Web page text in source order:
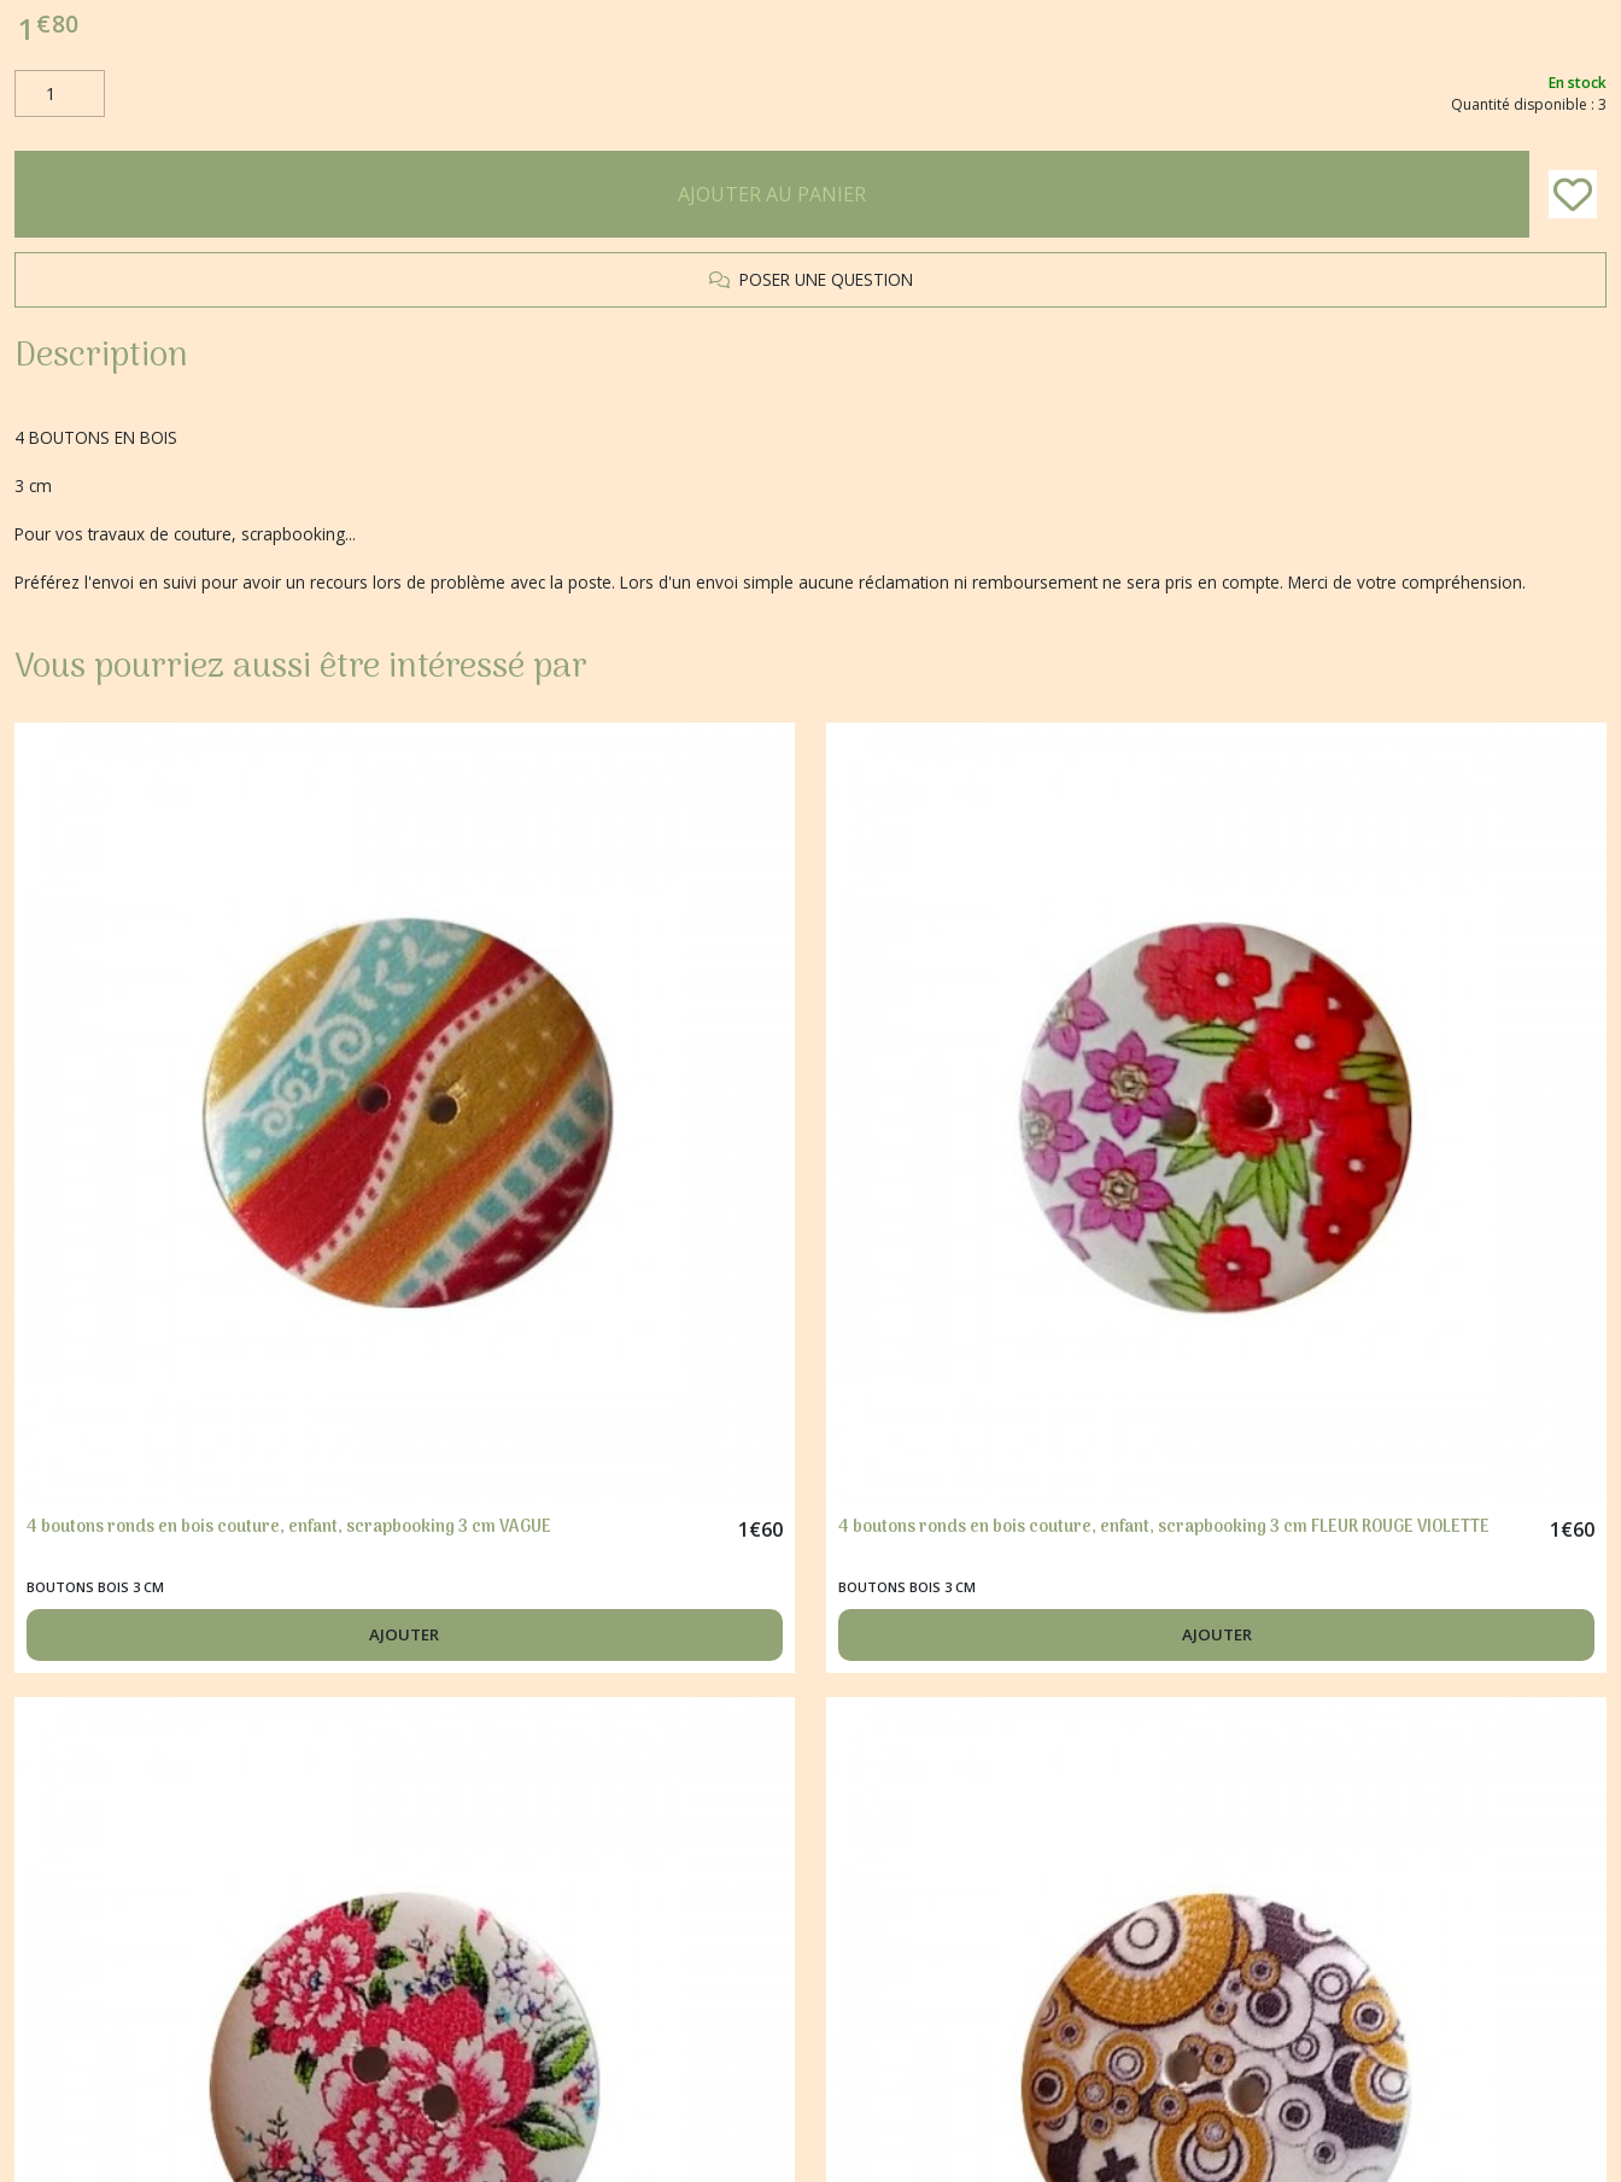
1 €80
En stock
Quantité disponible : 3
AJOUTER AU PANIER
POSER UNE QUESTION
Description
4 BOUTONS EN BOIS
3 cm
Pour vos travaux de couture, scrapbooking...
Préférez l'envoi en suivi pour avoir un recours lors de problème avec la poste. Lors d'un envoi simple aucune réclamation ni remboursement ne sera pris en compte. Merci de votre compréhension.
Vous pourriez aussi être intéressé par
4 boutons ronds en bois couture, enfant, scrapbooking 3 cm VAGUE 1€60
BOUTONS BOIS 3 CM
AJOUTER
4 boutons ronds en bois couture, enfant, scrapbooking 3 cm FLEUR ROUGE VIOLETTE 1€60
BOUTONS BOIS 3 CM
AJOUTER